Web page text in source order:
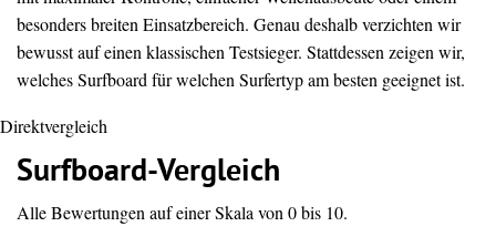
besonders breiten Einsatzbereich. Genau deshalb verzichten wir
bewusst auf einen klassischen Testsieger. Stattdessen zeigen wir,
welches Surfboard für welchen Surfertyp am besten geeignet ist.
Direktvergleich
Surfboard-Vergleich
Alle Bewertungen auf einer Skala von 0 bis 10.